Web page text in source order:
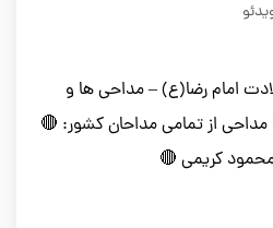
امام رضا(ع) – مداحی ها و
مداحی از تمامی مداحان کشور: 🔴
کریمی 🔴